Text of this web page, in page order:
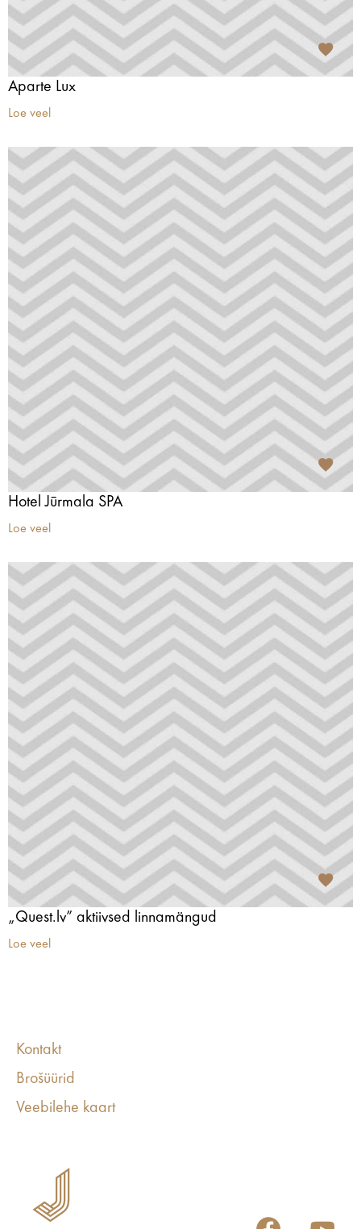
Aparte Lux
Loe veel
Hotel Jūrmala SPA
Loe veel
„Quest.lv” aktiivsed linnamängud
Loe veel
Kontakt
Brošüürid
Veebilehe kaart